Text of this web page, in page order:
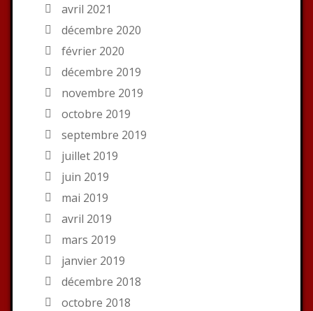
avril 2021
décembre 2020
février 2020
décembre 2019
novembre 2019
octobre 2019
septembre 2019
juillet 2019
juin 2019
mai 2019
avril 2019
mars 2019
janvier 2019
décembre 2018
octobre 2018